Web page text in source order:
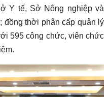
Y tế, Sở Nông nghiệp và
thời phân cấp quản lý
595 công chức, viên chức